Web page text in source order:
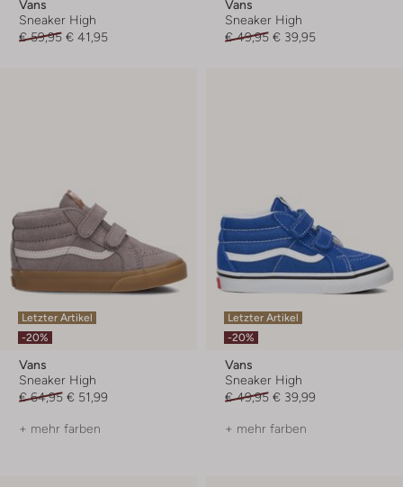
Vans
Sneaker High
€ 59,95 € 41,95
Vans
Sneaker High
€ 49,95 € 39,95
Letzter Artikel
-20%
Vans
Sneaker High
€ 64,95 € 51,99
+ mehr farben
Letzter Artikel
-20%
Vans
Sneaker High
€ 49,95 € 39,99
+ mehr farben